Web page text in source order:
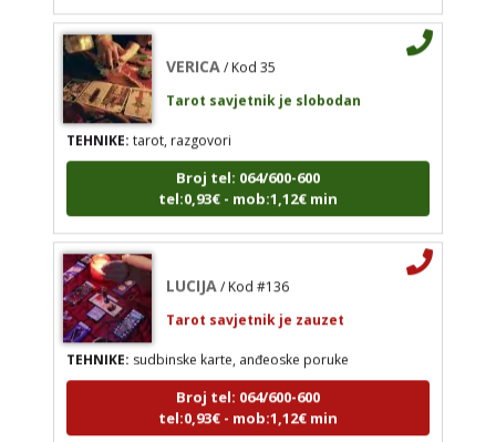
VERICA/ Kod 35
TEHNIKE:tarot, razgovori
Broj tel: 064/600-600
Tarot savjetnik je slobodan
TEHNIKE:tarot, razgovori
Broj tel: 064/600-600
tel:0,93€ - mob:1,12€ min
Tarot savjetnik je zauzet
TEHNIKE:sudbinske karte, anđeoske poruke
Broj tel: 064/600-600
tel:0,93€ - mob:1,12€ min